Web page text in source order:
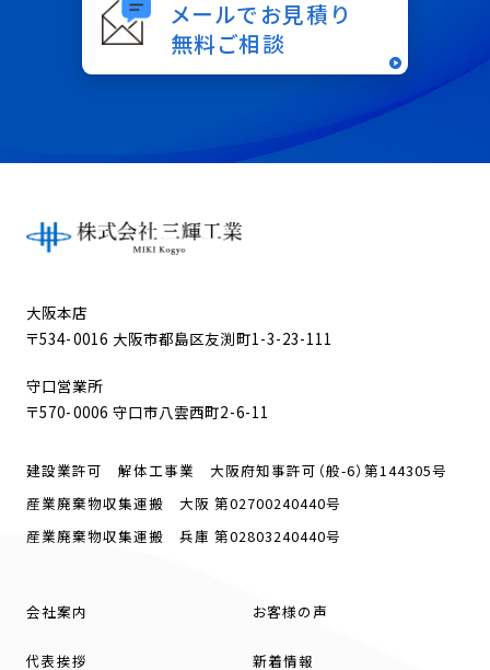
メールでお見積り
無料ご相談
大阪本店
〒534-0016 大阪市都島区友渕町1-3-23-111
守口営業所
〒570-0006 守口市八雲西町2-6-11
建設業許可 解体工事業 大阪府知事許可（般-6）第144305号
産業廃棄物収集運搬 大阪 第02700240440号
産業廃棄物収集運搬 兵庫 第02803240440号
会社案内
代表挨拶
お客様の声
新着情報